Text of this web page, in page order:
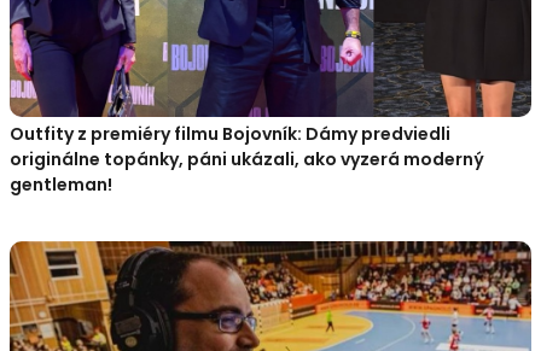
Outfity z premiéry filmu Bojovník: Dámy predviedli
originálne topánky, páni ukázali, ako vyzerá moderný
gentleman!